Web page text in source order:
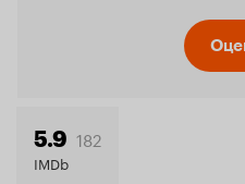
5.9 182
IMDb